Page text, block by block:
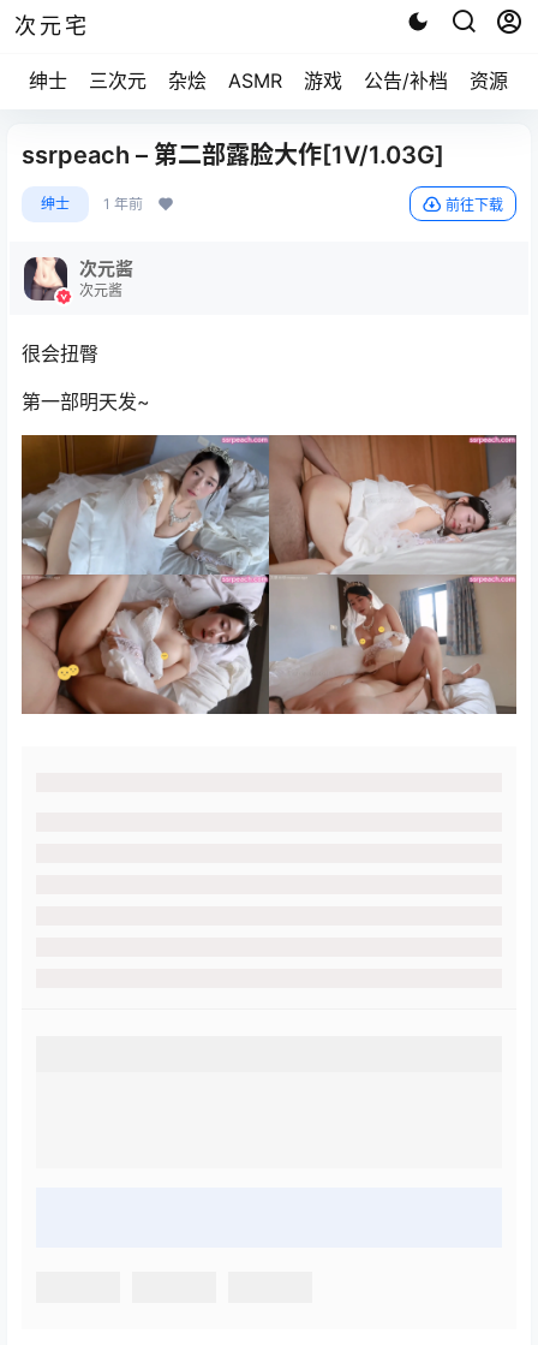
次元宅
绅士 三次元 杂烩 ASMR 游戏 公告/补档 资源求
ssrpeach – 第二部露脸大作[1V/1.03G]
绅士 1 年前 前往下载
次元酱
次元酱
很会扭臀
第一部明天发~